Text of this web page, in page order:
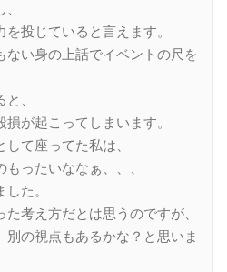
投じていると言えます。
ない身の上話でイベントの尺を
、
が起こってしまいます。
て座ってた私は、
ったいななぁ、、、
た。
考え方だとは思うのですが、
の視点もあるかな？と思いま